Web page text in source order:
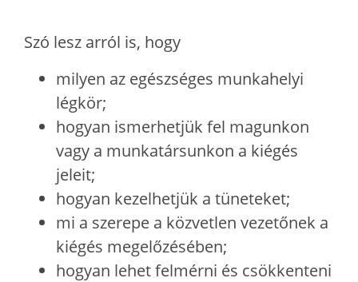
Szó lesz arról is, hogy
milyen az egészséges munkahelyi
légkör;
hogyan ismerhetjük fel magunkon
vagy a munkatársunkon a kiégés
jeleit;
hogyan kezelhetjük a tüneteket;
mi a szerepe a közvetlen vezetőnek a
kiégés megelőzésében;
hogyan lehet felmérni és csökkenteni